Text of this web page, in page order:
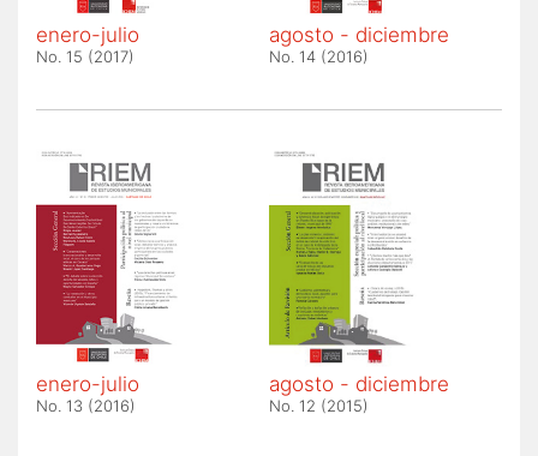
enero-julio
No. 15 (2017)
agosto - diciembre
No. 14 (2016)
enero-julio
No. 13 (2016)
agosto - diciembre
No. 12 (2015)